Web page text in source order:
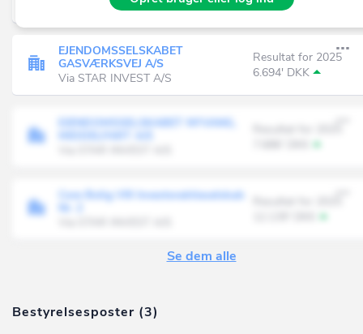
EJENDOMSSELSKABET
GASVÆRKSVEJ A/S
Via STAR INVEST A/S
Resultat for 2025
6.694' DKK
EJENDOMSSELSKABET NYVANG,
Core Bolig VIII Investoraktieselskab
Se dem alle
Bestyrelsesposter (3)